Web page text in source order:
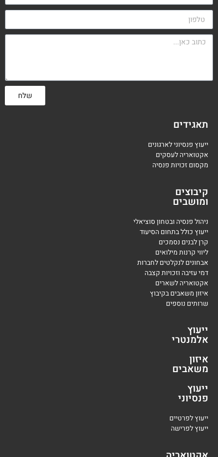
שלח
תאגידים
ייעוץ פנסיוני לארגונים
אקטואריה לעסקים
מקסום זכויות פנסיה
קיבוצים
ומושבים
ניהול פנסיה ובטחון סוציאלי
ייעוץ כולל בתחום הסיעוד
קרן לבנים נסמכים
ליווי קרנות מילואים
אבחונים לנקלטים לחברות
דמי עזיבה וזכויות קצבה
אקטואריה לשארים
איזון משאבים בקיבוץ
שרותים נוספים
ייעוץ
אלמנטרי
איזון
משאבים
ייעוץ
פנסיוני
ייעוץ לפרטיים
ייעוץ לפרישה